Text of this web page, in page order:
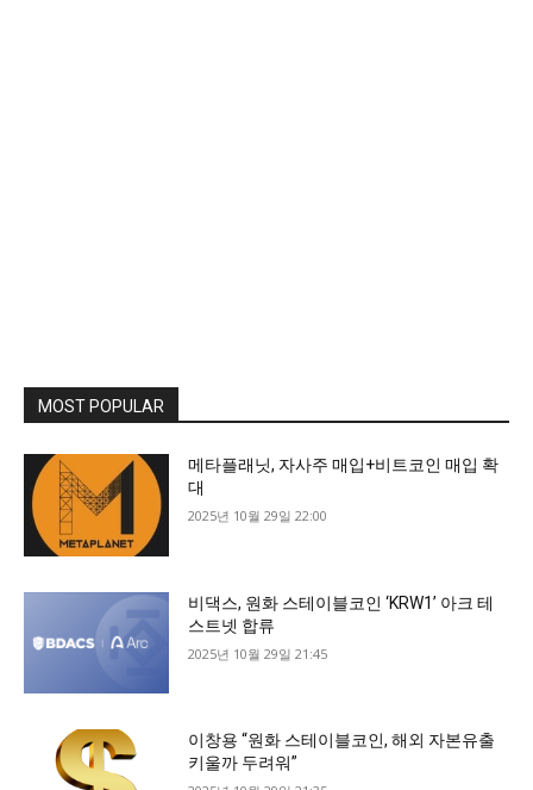
MOST POPULAR
메타플래닛, 자사주 매입+비트코인 매입 확
대
2025년 10월 29일 22:00
비댁스, 원화 스테이블코인 ‘KRW1’ 아크 테
스트넷 합류
2025년 10월 29일 21:45
이창용 “원화 스테이블코인, 해외 자본유출
키울까 두려워”